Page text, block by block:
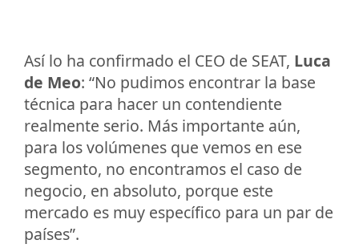
Así lo ha confirmado el CEO de SEAT, Luca
de Meo: “No pudimos encontrar la base
técnica para hacer un contendiente
realmente serio. Más importante aún,
para los volúmenes que vemos en ese
segmento, no encontramos el caso de
negocio, en absoluto, porque este
mercado es muy específico para un par de
países”.